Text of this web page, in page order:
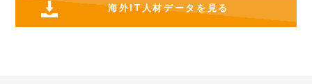
海外IT人材データを見る